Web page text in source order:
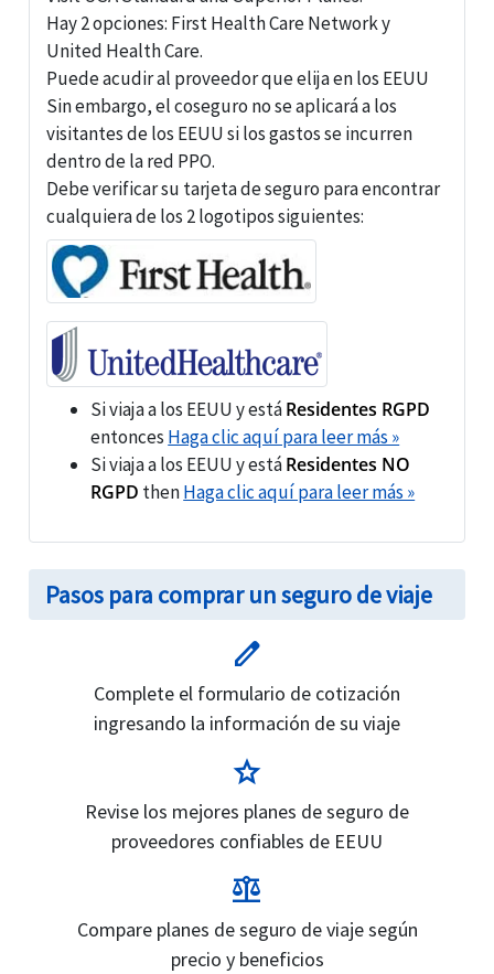
Hay 2 opciones: First Health Care Networky
United Health Care.
Puede acudir al proveedor que elija en los EEUU
Sin embargo, el coseguro no se aplicará a los
visitantes de los EEUU si los gastos se incurren
dentro de la red PPO.
Debe verificar su tarjeta de seguro para encontrar
cualquiera de los 2 logotipos siguientes:
Si viaja a los EEUU y estáResidentes RGPD
entonces Haga clic aquí para leer más »
Si viaja a los EEUU y estáResidentes NO
RGPD thenHaga clic aquí para leer más »
Pasos para comprar un seguro de viaje
edit
Complete el formulario de cotización
ingresando la información de su viaje
star
Revise los mejores planes de seguro de
proveedores confiables de EEUU
balance
Compare planes de seguro de viaje según
precio y beneficios